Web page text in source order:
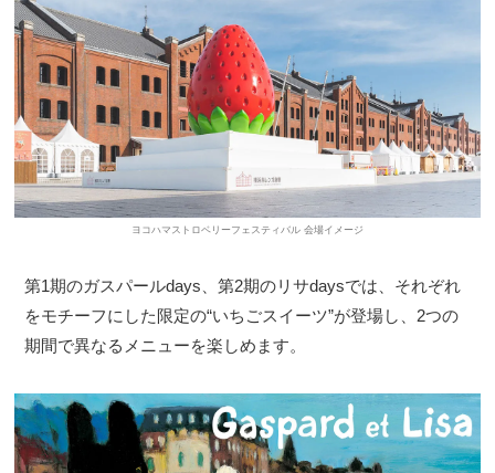
ヨコハマストロベリーフェスティバル 会場イメージ
第1期のガスパールdays、第2期のリサdaysでは、それぞれ
をモチーフにした限定の“いちごスイーツ”が登場し、2つの
期間で異なるメニューを楽しめます。